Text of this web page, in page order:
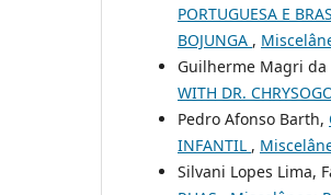
PORTUGUESA E
BOJUNGA ,
Guilherme Magri da
WITH DR.
Pedro Afonso Barth,
INFANTIL ,
Silvani Lopes Lima,